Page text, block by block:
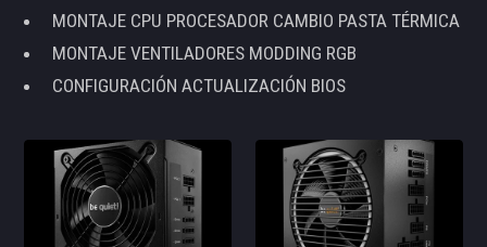
MONTAJE CPU PROCESADOR CAMBIO PASTA TÉRMICA
MONTAJE VENTILADORES MODDING RGB
CONFIGURACIÓN ACTUALIZACIÓN BIOS